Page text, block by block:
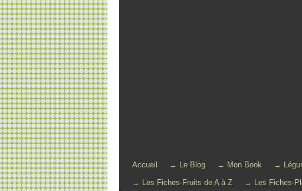
Accueil → Le Blog → Mon Book →
→ Les Fiches-Fruits de A à Z
→ Les Fiches-